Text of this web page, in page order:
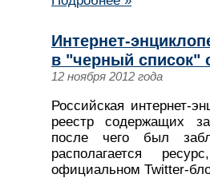
Интернет-
в "черный список"
12 ноября 2012 года
Российская интернет-
реестр содержащих
после чего был
располагается
официальном Twitter-